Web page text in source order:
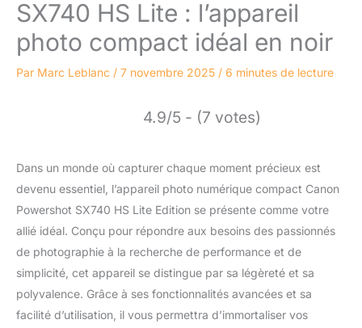
SX740 HS Lite : l’appareil
photo compact idéal en noir
Par Marc Leblanc / 7 novembre 2025 / 6 minutes de lecture
4.9/5 - (7 votes)
Dans un monde où capturer chaque moment précieux est
devenu essentiel, l’appareil photo numérique compact Canon
Powershot SX740 HS Lite Edition se présente comme votre
allié idéal. Conçu pour répondre aux besoins des passionnés
de photographie à la recherche de performance et de
simplicité, cet appareil se distingue par sa légèreté et sa
polyvalence. Grâce à ses fonctionnalités avancées et sa
facilité d’utilisation, il vous permettra d’immortaliser vos